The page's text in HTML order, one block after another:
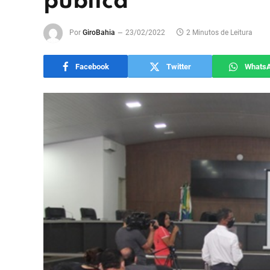
Por GiroBahia 23/02/2022 2 Minutos de Leitura
Facebook Twitter